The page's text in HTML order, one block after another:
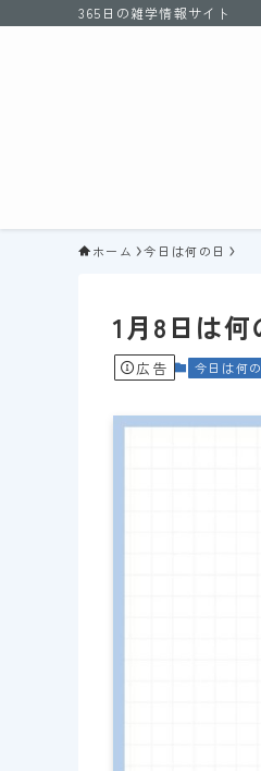
365日の雑学情報サイト
ホーム 今日は何の日
1月8日は
広告 今日は何